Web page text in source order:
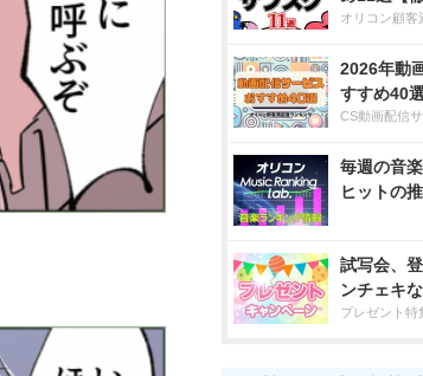
オリコン顧客
2026年動
すすめ40
CS動画配信
毎週の音
ヒットの
試写会、
ンチェキ
プレゼント特